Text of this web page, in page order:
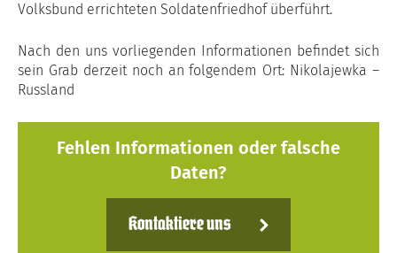
Volksbund errichteten Soldatenfriedhof überführt.
Nach den uns vorliegenden Informationen befindet sich
sein Grab derzeit noch an folgendem Ort: Nikolajewka –
Russland
Fehlen Informationen oder falsche
Daten?
Kontaktiere uns